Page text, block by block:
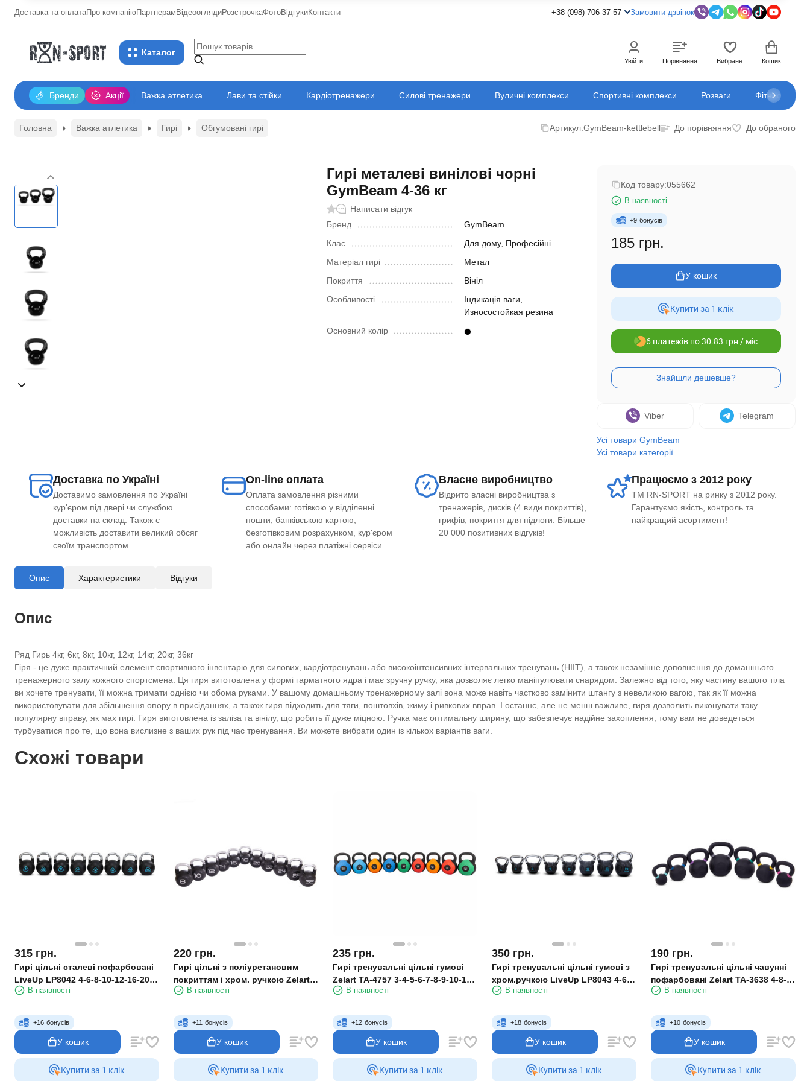
Доставка та оплатаПро компаніюПартнерамВідеооглядиРозстрочкаФотоВідгукиКонтакти +38 (098) 706-37-57 Замовити дзвінок
Каталог
Увійти Порівняння Вибране Кошик
Акції
Бренди Важка атлетика Лави та стійки Кардіотренажери Силові тренажери Вуличні комплекси Спортивні комплекси Розваги Фітнес
Головна Важка атлетика Гирі Обгумовані гирі Артикул:GymBeam-kettlebell До порівняння До обраного
Гирі металеві винілові чорні
GymBeam 4-36 кг
Написати відгук
Бренд
GymBeam
Клас
Для дому, Професійні
Матеріал гирі
Метал
Покриття
Вініл
Особливості
Індикація ваги,
Износостойкая резина
Основний колір
Код товару:055662
В наявності
+9 бонусів
185 грн.
У кошик
Купити за 1 клiк
6 платежів по 30.83 грн / міс
Viber Telegram
Усі товари GymBeam
Усі товари категорії
Доставка по Україні
Доставимо замовлення по Україні
кур'єром під двері чи службою
доставки на склад. Також є
можливість доставити великий обсяг
своїм транспортом.
On-line оплата
Оплата замовлення різними
способами: готівкою у відділенні
пошти, банківською картою,
безготівковим розрахунком, кур'єром
або онлайн через платіжні сервіси.
Власне виробництво
Відрито власні виробництва з
тренажерів, дисків (4 види покриттів),
грифів, покриття для підлоги. Більше
20 000 позитивних відгуків!
Працюємо з 2012 року
ТМ RN-SPORT на ринку з 2012 року.
Гарантуємо якість, контроль та
найкращий асортимент!
Опис Характеристики Відгуки
Опис
Ряд Гирь 4кг, 6кг, 8кг, 10кг, 12кг, 14кг, 20кг, 36кг
Гіря - це дуже практичний елемент спортивного інвентарю для силових, кардіотренувань або високоінтенсивних інтервальних тренувань (HIIT), а також незамінне доповнення до домашнього
тренажерного залу кожного спортсмена. Ця гиря виготовлена у формі гарматного ядра і має зручну ручку, яка дозволяє легко маніпулювати снарядом. Залежно від того, яку частину вашого тіла
ви хочете тренувати, її можна тримати однією чи обома руками. У вашому домашньому тренажерному залі вона може навіть частково замінити штангу з невеликою вагою, так як її можна
використовувати для збільшення опору в присіданнях, а також гиря підходить для тяги, поштовхів, жиму і ривкових вправ. І останнє, але не менш важливе, гиря дозволить виконувати таку
популярну вправу, як мах гирі. Гиря виготовлена із заліза та вінілу, що робить її дуже міцною. Ручка має оптимальну ширину, що забезпечує надійне захоплення, тому вам не доведеться
турбуватися про те, що вона вислизне з ваших рук під час тренування. Ви можете вибрати один із кількох варіантів ваги.
Схожі товари
315 грн.
Гирі цільні сталеві пофарбовані
LiveUp LP8042 4-6-8-10-12-16-20-
24 кгВ наявності
+16 бонусів
У кошик
Купити за 1 клiк
220 грн.
Гирі цільні з поліуретановим
покриттям і хром. ручкою Zelart
TA-2681 8-10-12-14-16-18-20-22-24-
В наявності
+11 бонусів
У кошик
Купити за 1 клiк
235 грн.
Гирі тренувальні цільні гумові
Zelart TA-4757 3-4-5-6-7-8-9-10-12
кг
В наявності
+12 бонусів
У кошик
Купити за 1 клiк
350 грн.
Гирі тренувальні цільні гумові з
хром.ручкою LiveUp LP8043 4-6
кг
В наявності
+18 бонусів
У кошик
Купити за 1 клiк
190 грн.
Гирі тренувальні цільні чавунні
пофарбовані Zelart TA-3638 4-8-
12-16-20-24-36 кг
В наявності
+10 бонусів
У кошик
Купити за 1 клiк